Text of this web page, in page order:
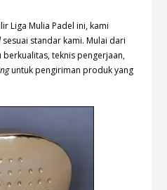
Liga Mulia Padel ini, kami
sesuai standar kami. Mulai dari
teknis pengerjaan,
untuk pengiriman produk yang